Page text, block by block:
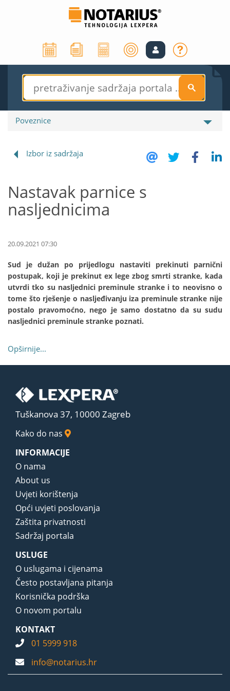
S
Poveznice
Izbor iz sadržaja
Nastavak parnice s
nasljednicima
20.09.2021 07:30
Sud je dužan po prijedlogu nastaviti prekinuti parnični
postupak, koji je prekinut ex lege zbog smrti stranke, kada
utvrdi tko su nasljednici preminule stranke i to neovisno o
tome što rješenje o nasljeđivanju iza preminule stranke nije
postalo pravomoćno, nego je samo dostatno da su sudu
nasljednici preminule stranke poznati.
Opširnije...
Tuškanova 37, 10000 Zagreb
Kako do nas
INFORMACIJE
O nama
About us
Uvjeti korištenja
Opći uvjeti poslovanja
Zaštita privatnosti
Sadržaj portala
USLUGE
O uslugama i cijenama
Često postavljana pitanja
Korisnička podrška
O novom portalu
KONTAKT
01 5999 918
info@notarius.hr